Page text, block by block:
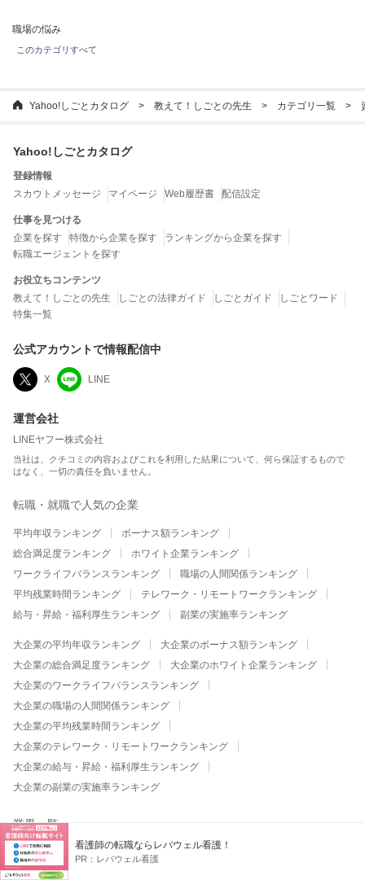
職場の悩み
このカテゴリすべて
Yahoo!しごとカタログ 教えて！しごとの先生 カテゴリ一覧
看護師の転職ならレバウェル看護！
PR： レバウェル看護
Yahoo!しごとカタログ
登録情報
スカウトメッセージ
マイページ Web履歴書 配信設定
仕事を見つける
企業を探す
特徴から企業を探す
ランキングから企業を探す
転職エージェントを探す
お役立ちコンテンツ
教えて！しごとの先生
しごとの法律ガイド しごとガイド
しごとワード
特集一覧
公式アカウントで情報配信中
X LINE
運営会社
LINEヤフー株式会社
当社は、クチコミの内容およびこれを利用した結果について、何ら保証するもので
はなく、一切の責任を負いません。
転職・就職で人気の企業
平均年収ランキング
ボーナス額ランキング
総合満足度ランキング
ホワイト企業ランキング
ワークライフバランスランキング
職場の人間関係ランキング
平均残業時間ランキング
テレワーク・リモートワークランキング
給与・昇給・福利厚生ランキング
副業の実施率ランキング
大企業の平均年収ランキング
大企業のボーナス額ランキング
大企業の総合満足度ランキング
大企業のホワイト企業ランキング
大企業のワークライフバランスランキング
大企業の職場の人間関係ランキング
大企業の平均残業時間ランキング
大企業のテレワーク・リモートワークランキング
大企業の給与・昇給・福利厚生ランキング
大企業の副業の実施率ランキング
業界一覧
通信・キャリア ソフトウェア・情報処理